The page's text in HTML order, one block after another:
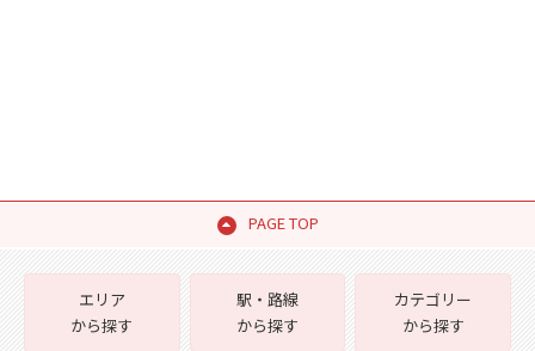
PAGE TOP
エリア
から探す
駅・路線
から探す
カテゴリー
から探す